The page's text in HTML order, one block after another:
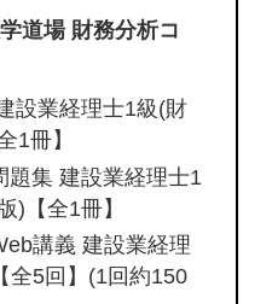
道場 財務分析コ
設業経理士1級(財
1冊】
題集 建設業経理士1
)【全1冊】
講義 建設業経理
全5回】(1回約150